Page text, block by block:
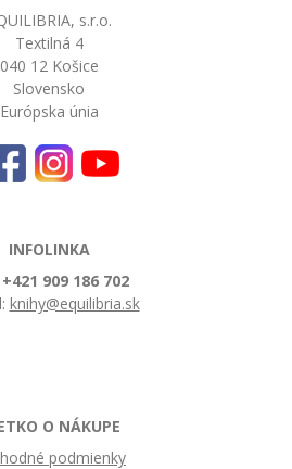
s.r.o.
Textilná 4
040 12 Košice
Slovensko
Európska únia
INFOLINKA
+421 909 186 702
knihy@equilibria.sk
O NÁKUPE
podmienky